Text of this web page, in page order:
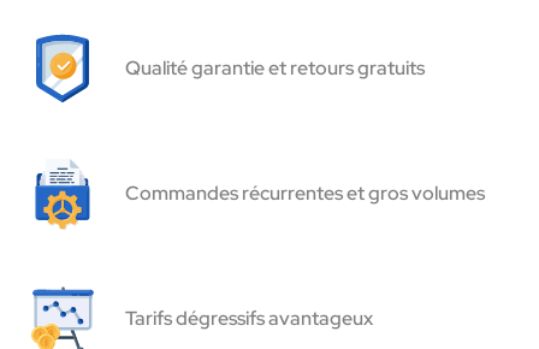
Qualité garantie et retours gratuits
Commandes récurrentes et gros volumes
Tarifs dégressifs avantageux